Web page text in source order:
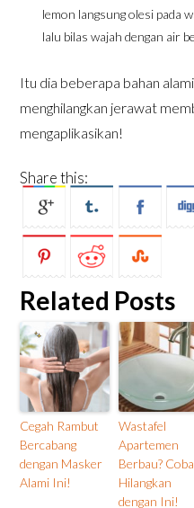
lemon langsung olesi pada
lalu bilas wajah dengan air
Itu dia beberapa bahan
menghilangkan jerawat
mengaplikasikan!
Share this:
Related Posts
Cegah Rambut
Bercabang
dengan Masker
Alami Ini!
Wastafel
Apartemen
Berbau? Coba
Hilangkan
dengan Ini!